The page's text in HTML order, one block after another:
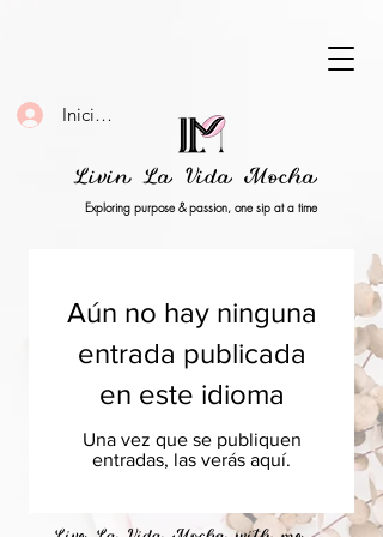
Iniciar sesión
Livin La Vida Mocha
Exploring purpose & passion, one sip at a time
Aún no hay ninguna
entrada publicada
en este idioma
Una vez que se publiquen
entradas, las verás aquí.